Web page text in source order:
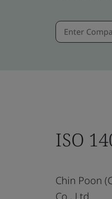
ISO
Chin Poon
Co., Ltd.